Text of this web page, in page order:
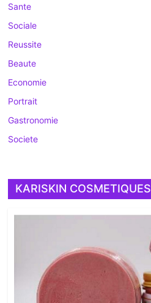
Sante
Sociale
Reussite
Beaute
Economie
Portrait
Gastronomie
Societe
KARISKIN COSMETIQUES